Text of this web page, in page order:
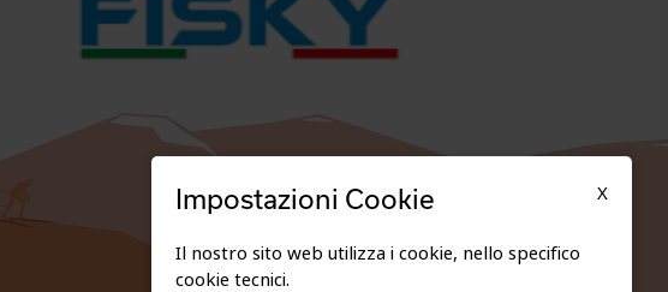
X
Impostazioni Cookie
Il nostro sito web utilizza i cookie, nello specifico
cookie tecnici.